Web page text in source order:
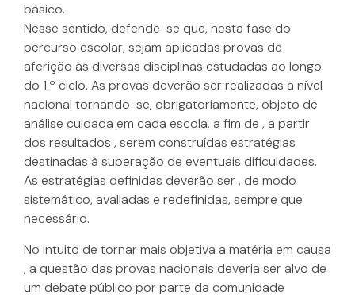
básico.
Nesse sentido, defende-se que, nesta fase do
percurso escolar, sejam aplicadas provas de
aferição às diversas disciplinas estudadas ao longo
do 1.º ciclo. As provas deverão ser realizadas a nível
nacional tornando-se, obrigatoriamente, objeto de
análise cuidada em cada escola, a fim de , a partir
dos resultados , serem construídas estratégias
destinadas à superação de eventuais dificuldades.
As estratégias definidas deverão ser , de modo
sistemático, avaliadas e redefinidas, sempre que
necessário.
No intuito de tornar mais objetiva a matéria em causa
, a questão das provas nacionais deveria ser alvo de
um debate público por parte da comunidade